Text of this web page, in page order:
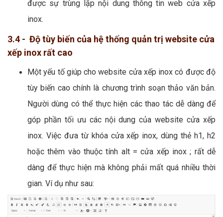
được sự trùng lặp nội dung thông tin web cửa xếp
inox.
3.4 - Độ tùy biến của hệ thống quản trị website cửa
xếp inox rất cao
Một yếu tố giúp cho website cửa xếp inox có được độ
tùy biến cao chính là chương trình soạn thảo văn bản.
Người dùng có thể thực hiện các thao tác dễ dàng để
góp phần tối ưu các nội dung của website cửa xếp
inox. Việc đưa từ khóa cửa xếp inox, dùng thẻ h1, h2
hoặc thêm vào thuộc tính alt = cửa xếp inox ; rất dễ
dàng để thực hiện mà không phải mất quá nhiều thời
gian. Ví dụ như sau: